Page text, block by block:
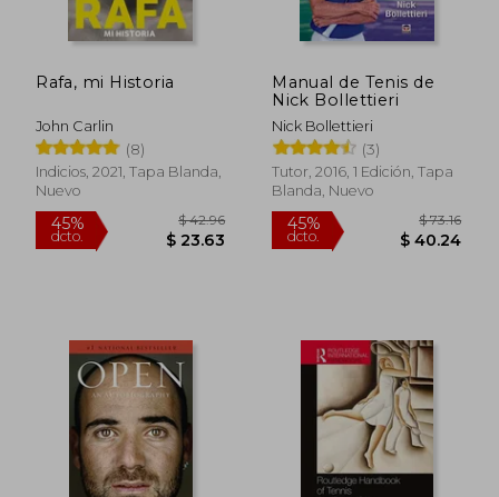
Rafa, mi Historia
John Carlin
(8)
Indicios, 2021, Tapa Blanda,
Nuevo
45%
dcto.
Manual de Tenis de
Nick Bollettieri
Nick Bollettieri
(3)
Tutor, 2016, 1 Edición, Tapa
Blanda, Nuevo
45%
dcto.